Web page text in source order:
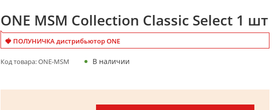
ONE MSM Collection Classic Select 1 шт
🍓 ПОЛУНИЧКА дистрибьютор ONE
Код товара:ONE-MSM В наличии